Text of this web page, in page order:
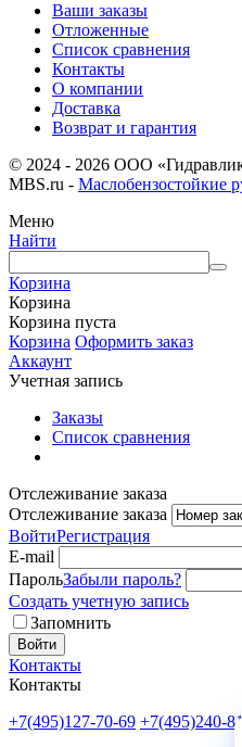
Ваши заказы
Отложенные
Список сравнения
Контакты
О компании
Доставка
Возврат и гарантия
© 2024 - 2026 ООО
MBS.ru - Маслобензостойкие
Меню
Найти
Корзина
Корзина
Корзина пуста
Корзина Оформить заказ
Аккаунт
Учетная запись
Заказы
Список сравнения
Отслеживание заказа
Отслеживание заказа
ВойтиРегистрация
E-mail
ПарольЗабыли пароль?
Создать учетную запись
Запомнить
Войти
Контакты
Контакты
+7(495)127-70-69 +7(495)240-